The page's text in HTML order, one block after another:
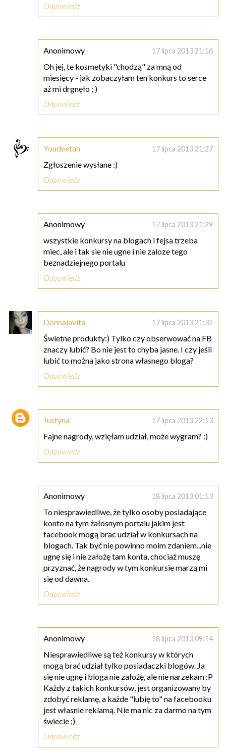
Odpowiedz
Anonimowy 17 lipca 2013 21:16
Oh jej, te kosmetyki "chodzą" za mną od
miesięcy - jak zobaczyłam ten konkurs to serce
aż mi drgnęło ; )
Odpowiedz
Youdeetah 17 lipca 2013 21:27
Zgłoszenie wysłane :)
Odpowiedz
Anonimowy 17 lipca 2013 21:29
wszystkie konkursy na blogach i fejsa trzeba
miec, ale i tak sie nie ugne i nie zaloze tego
beznadziejnego portalu
Odpowiedz
Donnalavita 17 lipca 2013 21:31
Świetne produkty:) Tylko czy obserwować na FB
znaczy lubić? Bo nie jest to chyba jasne. I czy jeśli
lubić to można jako strona własnego bloga?
Odpowiedz
Justyna 17 lipca 2013 22:13
Fajne nagrody, wzięłam udział, może wygram? :)
Odpowiedz
Anonimowy 18 lipca 2013 01:13
To niesprawiedliwe, że tylko osoby posiadające
konto na tym żałosnym portalu jakim jest
facebook mogą brac udział w konkursach na
blogach. Tak być nie powinno moim zdaniem...nie
ugnę się i nie założę tam konta, chociaż muszę
przyznać, że nagrody w tym konkursie marzą mi
się od dawna.
Odpowiedz
Anonimowy 18 lipca 2013 09:14
Niesprawiedliwe są też konkursy w których
mogą brać udział tylko posiadaczki blogów. Ja
się nie ugnę i bloga nie założę, ale nie narzekam :P
Każdy z takich konkursów, jest organizowany by
zdobyć reklamę, a każde "lubię to" na facebooku
jest własnie reklamą. Nie ma nic za darmo na tym
świecie ;)
Odpowiedz